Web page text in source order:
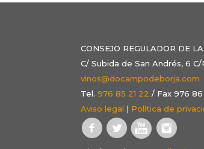
CONSEJO REGULADOR DE
C/ Subida de San Andrés, 6
vinos@docampodeborja.com
Tel.976 85 21 22 / Fax 976
Aviso legal | Política de